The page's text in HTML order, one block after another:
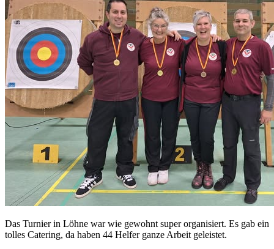
Das Turnier in Löhne war wie gewohnt super organisiert. Es gab ein
tolles Catering, da haben 44 Helfer ganze Arbeit geleistet.